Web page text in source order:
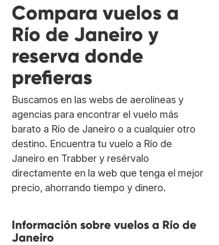
Compara vuelos a
Río de Janeiro y
reserva donde
prefieras
Buscamos en las webs de aerolíneas y
agencias para encontrar el vuelo más
barato a Río de Janeiro o a cualquier otro
destino. Encuentra tu vuelo a Río de
Janeiro en Trabber y resérvalo
directamente en la web que tenga el mejor
precio, ahorrando tiempo y dinero.
Información sobre vuelos a Río de
Janeiro